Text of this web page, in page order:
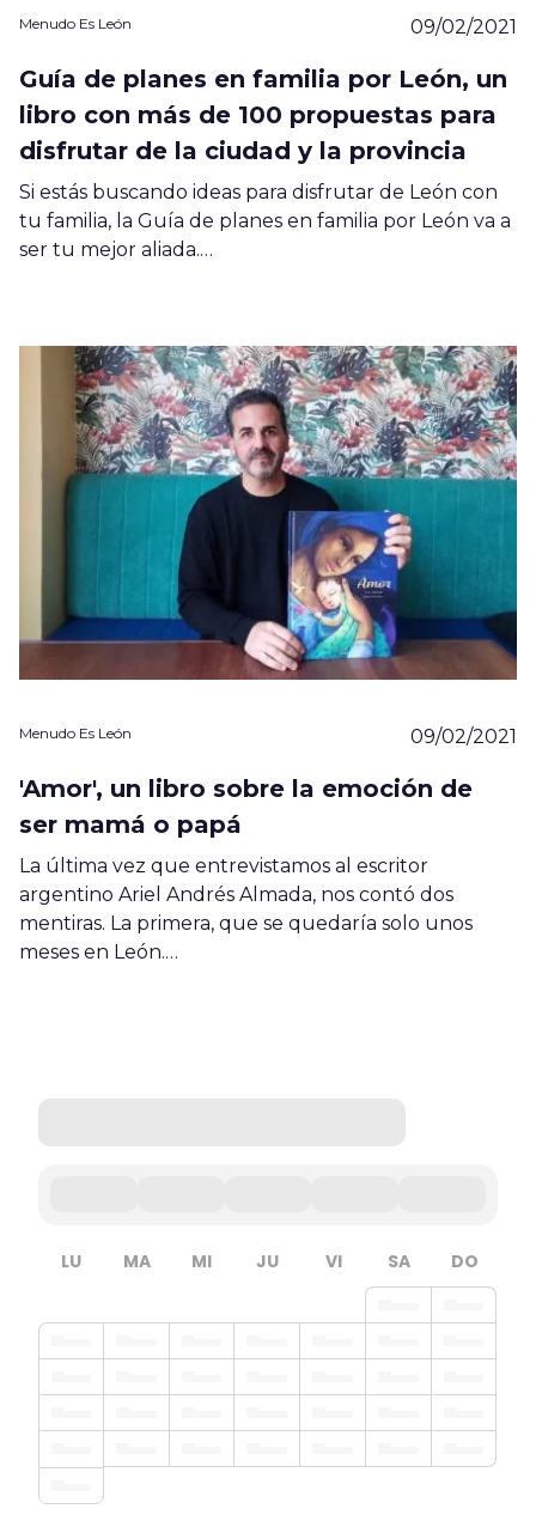
Menudo Es León 09/02/2021
Guía de planes en familia por León, un
libro con más de 100 propuestas para
disfrutar de la ciudad y la provincia
Si estás buscando ideas para disfrutar de León con
tu familia, la Guía de planes en familia por León va a
ser tu mejor aliada.…
Menudo Es León 09/02/2021
'Amor', un libro sobre la emoción de
ser mamá o papá
La última vez que entrevistamos al escritor
argentino Ariel Andrés Almada, nos contó dos
mentiras. La primera, que se quedaría solo unos
meses en León.…
LU MA MI JU VI SA DO